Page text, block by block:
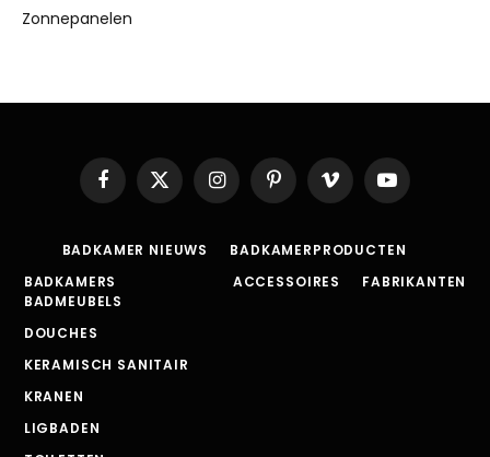
Zonnepanelen
Facebook
X
(Twitter)
InstagramPinterestVimeo YouTube
BADKAMER NIEUWS
BADKAMERPRODUCTEN
BADKAMERS
BADMEUBELS
DOUCHES
KERAMISCH SANITAIR
KRANEN
LIGBADEN
ACCESSOIRES FABRIKANTEN